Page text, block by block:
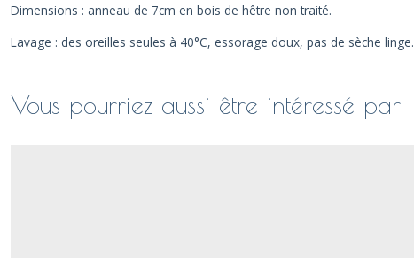
Dimensions : anneau de 7cm en bois de hêtre non traité.
Lavage : des oreilles seules à 40°C, essorage doux, pas de sèche linge.
Vous pourriez aussi être intéressé par